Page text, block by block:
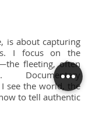
is about capturing
I focus on the
fleeting, often
Documentary
see the world, the
to tell authentic